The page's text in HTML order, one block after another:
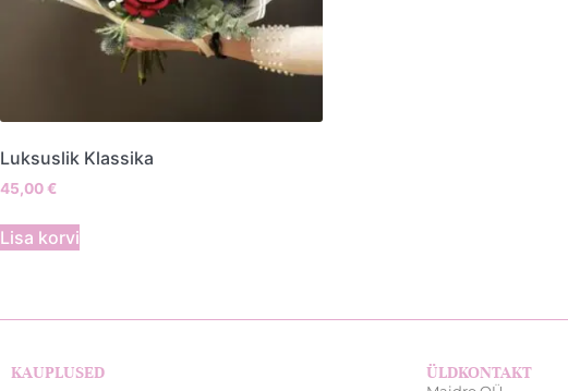
Luksuslik Klassika
45,00€
Lisa korvi
KAUPLUSED ÜLDKONTAKT